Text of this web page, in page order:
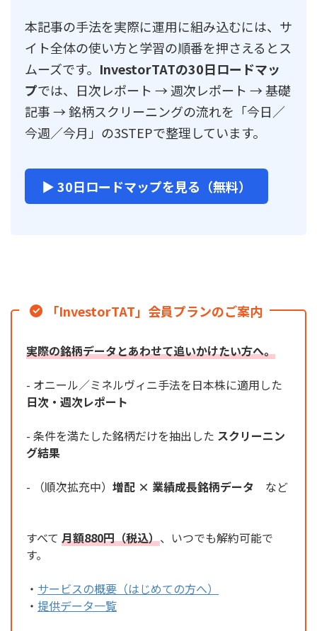
本記事の手法を実際に運用に組み込むには、サ
イト全体の使い方と学習の順番を押さえるとス
ムーズです。 InvestorTATの30日ロードマッ
プでは、日次レポート → 週次レポート → 基礎
記事 → 銘柄スクリーニングの流れを「今日／
今週／今月」の3STEPで整理しています。
▶ 30日ロードマップを見る（無料）
「InvestorTAT」会員プランのご案内
実際の銘柄データとあわせて追いかけたい方へ。
- オニール／ミネルヴィニ手法を日本株に適用した
日次・週次レポート
- 条件を満たした銘柄だけを抽出した スクリーニン
グ結果
- （順次拡充中） 増配 × 業績成長銘柄データ など
すべて 月額880円（税込）、いつでも解約可能で
す。
・ サービスの概要（はじめての方へ）
・ 提供データ一覧